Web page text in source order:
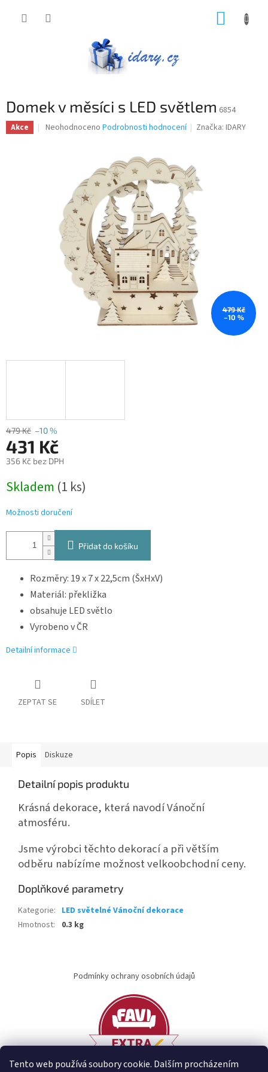
Tento web používá soubory cookie. Dalším procházením
Domek v měsíci s LED světlem 6854
Akce
Průměrné
hvězdiček.
Neohodnoceno Podrobnosti hodnocení Značka:IDARY
479 Kč
–10 %
479 Kč –10 %
431 Kč
356 Kč bez DPH
cena:
Skladem (1 ks)
Možnosti doručení
Přidat do košíku
Rozměry: 19 x 7 x 22,5cm (ŠxHxV)
Materiál: překližka
obsahuje LED světlo
Vyrobeno v ČR
Detailní informace
ZEPTAT SE SDÍLET
Popis Diskuze
Detailní popis produktu
Krásná dekorace, která navodí Vánoční
atmosféru.
Jsme výrobci těchto dekorací a při větším
odběru nabízíme možnost velkoobchodní ceny.
Doplňkové parametry
Kategorie: LED světelné Vánoční dekorace
Hmotnost: 0.3 kg
Podmínky ochrany osobních údajů